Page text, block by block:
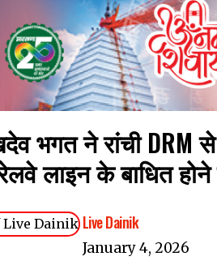
भगत ने रांची DRM से
लाइन के बाधित
Live Dainik
January 4, 2026